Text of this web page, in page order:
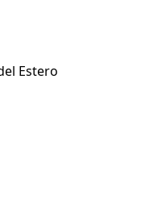
Estero